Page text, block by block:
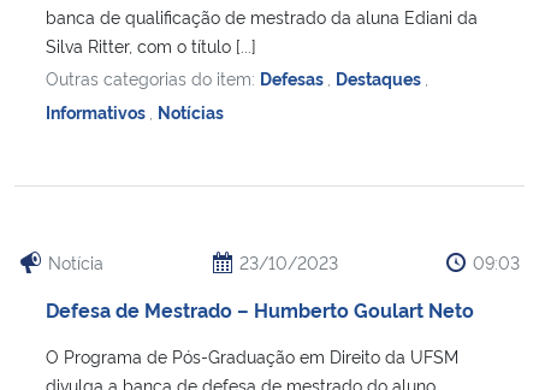
banca de qualificação de mestrado da aluna Ediani da
Silva Ritter, com o título [...]
Outras categorias do item: Defesas Destaques
Informativos Notícias
Notícia 23/10/2023 09:03
Defesa de Mestrado – Humberto Goulart Neto
O Programa de Pós-Graduação em Direito da UFSM
divulga a banca de defesa de mestrado do aluno